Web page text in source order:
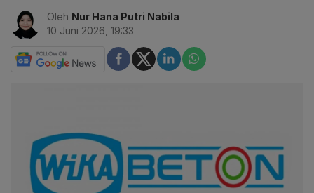
Oleh Nur Hana Putri Nabila
10 Juni 2026, 19:33